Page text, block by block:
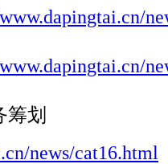
筹划
news/cat16.html